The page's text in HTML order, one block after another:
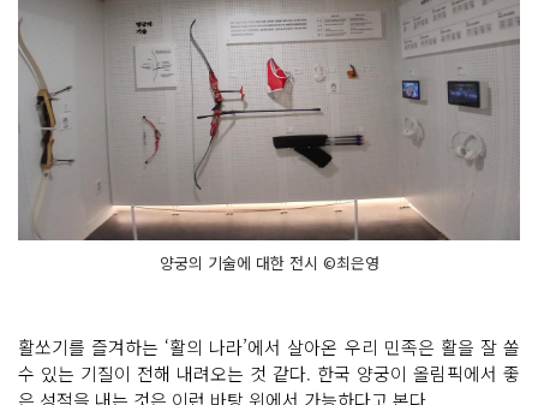
양궁의 기술에 대한 전시 ©최은영
활쏘기를 즐겨하는 ‘활의 나라’에서 살아온 우리 민족은 활을 잘 쏠
수 있는 기질이 전해 내려오는 것 같다. 한국 양궁이 올림픽에서 좋
은 성적을 내는 것은 이런 바탕 위에서 가능하다고 본다.